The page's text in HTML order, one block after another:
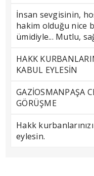
İnsan sevgisinin,
hakim olduğu nice
ümidiyle... Mutlu,
HAKK
KABUL EYLESİN
GAZİOSMANPAŞA
GÖRÜŞME
Hakk
eylesin.